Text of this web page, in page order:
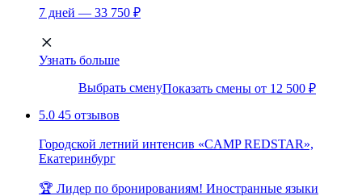
7 дней — 33 750 ₽
Узнать больше
Выбрать сменуПоказать смены от 12 500 ₽
5.0 45 отзывов
Городской летний интенсив «CAMP REDSTAR»,
Екатеринбург
🏆 Лидер по бронированиям! Иностранные языки